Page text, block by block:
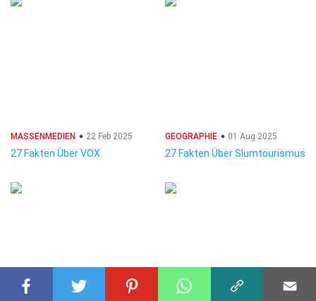
MASSENMEDIEN 22 Feb 2025
27 Fakten Über VOX
GEOGRAPHIE 01 Aug 2025
27 Fakten Über Slumtourismus